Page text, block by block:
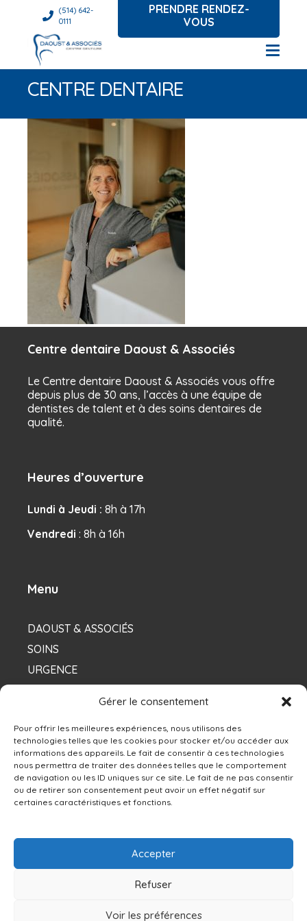
Gérer le consentement
Pour offrir les meilleures expériences, nous utilisons des
technologies telles que les cookies pour stocker et/ou accéder aux
informations des appareils. Le fait de consentir à ces technologies
nous permettra de traiter des données telles que le comportement
de navigation ou les ID uniques sur ce site. Le fait de ne pas consentir
ou de retirer son consentement peut avoir un effet négatif sur
certaines caractéristiques et fonctions.
Accepter
Refuser
Voir les préférences
(514) 642-
0111
PRENDRE RENDEZ-
VOUS
CENTRE DENTAIRE
Centre dentaire Daoust & Associés
Le Centre dentaire Daoust & Associés vous offre
depuis plus de 30 ans, l’accès à une équipe de
dentistes de talent et à des soins dentaires de
qualité.
Heures d’ouverture
Lundi à Jeudi : 8h à 17h
Vendredi : 8h à 16h
Menu
DAOUST & ASSOCIÉS
SOINS
URGENCE
Contacts
13250 rue Sherbrooke Est, Montréal, QC H1A
4X9